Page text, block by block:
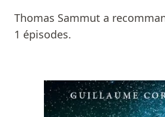
Thomas Sammut a
1 épisodes.
Livres
Prix littéraires